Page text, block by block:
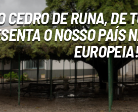
CEDRO DE RUNA, DE
O NOSSO PAÍS